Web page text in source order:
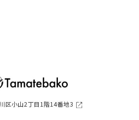
区小山2丁目1階14番地3